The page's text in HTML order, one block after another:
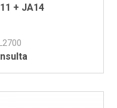
+ JA14